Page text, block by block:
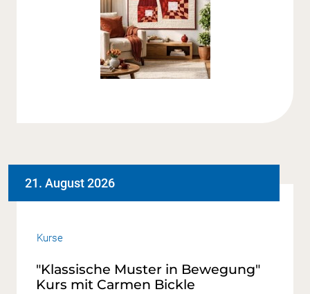
Kurse
21. August 2026
"Klassische Muster in Bewegung"
Kurs mit Carmen Bickle